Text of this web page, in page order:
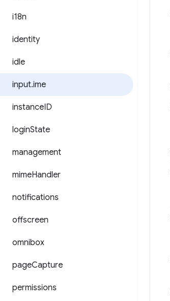
i18n
identity
idle
input.ime
instanceID
loginState
management
mimeHandler
notifications
offscreen
omnibox
pageCapture
permissions